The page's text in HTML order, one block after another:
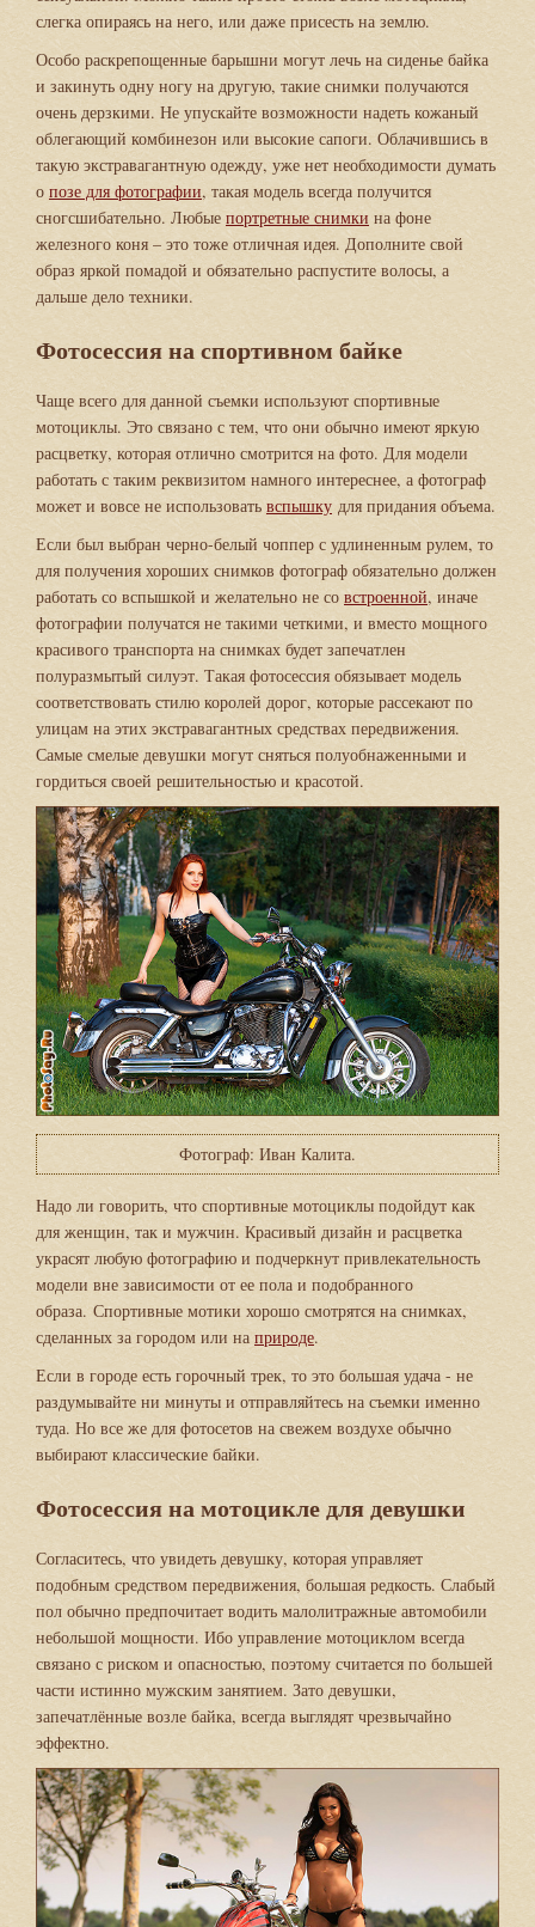
слегка опираясь на него, или даже присесть на землю.
Особо раскрепощенные барышни могут лечь на сиденье байка
и закинуть одну ногу на другую, такие снимки получаются
очень дерзкими. Не упускайте возможности надеть кожаный
облегающий комбинезон или высокие сапоги. Облачившись в
такую экстравагантную одежду, уже нет необходимости думать
о позе для фотографии, такая модель всегда получится
сногсшибательно. Любые портретные снимки на фоне
железного коня – это тоже отличная идея. Дополните свой
образ яркой помадой и обязательно распустите волосы, а
дальше дело техники.
Фотосессия на спортивном байке
Чаще всего для данной съемки используют спортивные
мотоциклы. Это связано с тем, что они обычно имеют яркую
расцветку, которая отлично смотрится на фото. Для модели
работать с таким реквизитом намного интереснее, а фотограф
может и вовсе не использовать вспышку для придания объема.
Если был выбран черно-белый чоппер с удлиненным рулем, то
для получения хороших снимков фотограф обязательно должен
работать со вспышкой и желательно не со встроенной, иначе
фотографии получатся не такими четкими, и вместо мощного
красивого транспорта на снимках будет запечатлен
полуразмытый силуэт. Такая фотосессия обязывает модель
соответствовать стилю королей дорог, которые рассекают по
улицам на этих экстравагантных средствах передвижения.
Самые смелые девушки могут сняться полуобнаженными и
гордиться своей решительностью и красотой.
Фотограф: Иван Калита.
Надо ли говорить, что спортивные мотоциклы подойдут как
для женщин, так и мужчин. Красивый дизайн и расцветка
украсят любую фотографию и подчеркнут привлекательность
модели вне зависимости от ее пола и подобранного
образа. Спортивные мотики хорошо смотрятся на снимках,
сделанных за городом или на природе.
Если в городе есть горочный трек, то это большая удача - не
раздумывайте ни минуты и отправляйтесь на съемки именно
туда. Но все же для фотосетов на свежем воздухе обычно
выбирают классические байки.
Фотосессия на мотоцикле для девушки
Согласитесь, что увидеть девушку, которая управляет
подобным средством передвижения, большая редкость. Слабый
пол обычно предпочитает водить малолитражные автомобили
небольшой мощности. Ибо управление мотоциклом всегда
связано с риском и опасностью, поэтому считается по большей
части истинно мужским занятием. Зато девушки,
запечатлённые возле байка, всегда выглядят чрезвычайно
эффектно.